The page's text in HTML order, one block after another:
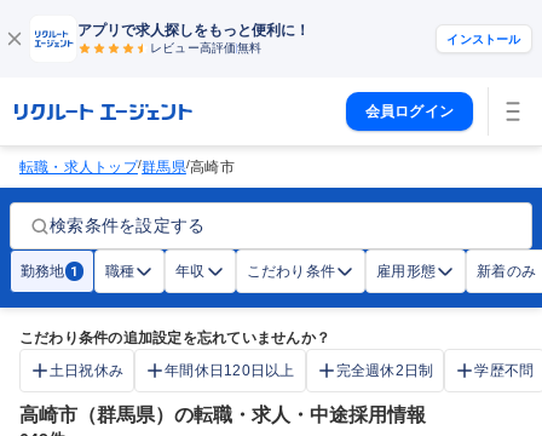
アプリで求人探しをもっと便利に！
レビュー高評価無料
インストール
会員ログイン
転職・求人トップ/群馬県/高崎市
検索条件を設定する
勤務地 1 職種 年収 こだわり条件 雇用形態 新着のみ
こだわり条件の追加設定を忘れていませんか？
土日祝休み
年間休日120日以上 完全週休2日制 学歴不問
高崎市（群馬県）の転職・求人・中途採用情報